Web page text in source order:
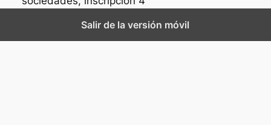
Salir de la versión móvil